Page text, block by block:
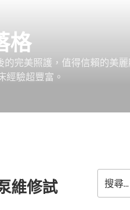
格
完美照護，值得信賴的美
經驗超豐富。
維修試
尋
關